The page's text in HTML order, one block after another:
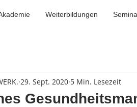
Weiterbildungen
29. Sept. 2020 5 Min. Lesezeit